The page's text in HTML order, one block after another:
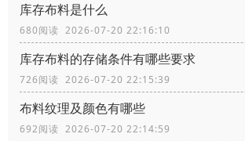
库存布料是什么
680阅读 2026-07-20 22:16:10
库存布料的存储条件有哪些要求
726阅读 2026-07-20 22:15:39
布料纹理及颜色有哪些
692阅读 2026-07-20 22:14:59